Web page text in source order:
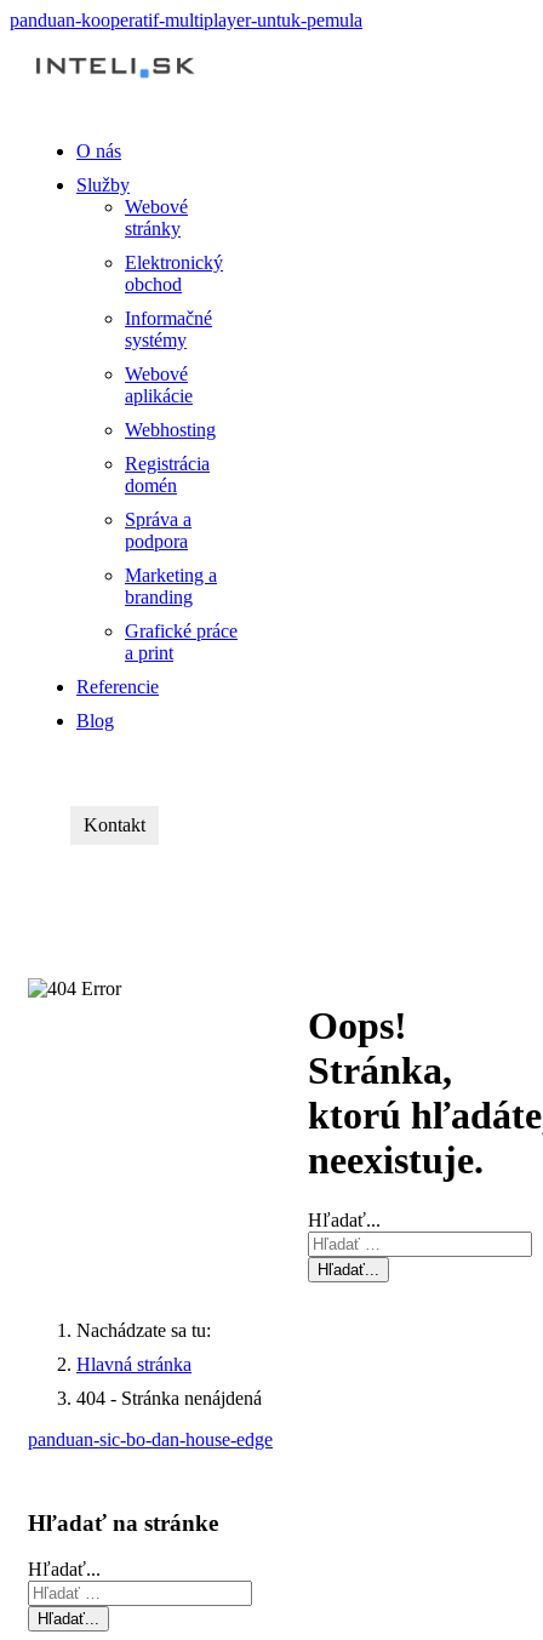
panduan-kooperatif-multiplayer-untuk-pemula
O nás
Služby
Webové
stránky
Elektronický
obchod
Informačné
systémy
Webové
aplikácie
Webhosting
Registrácia
domén
Správa a
podpora
Marketing a
branding
Grafické práce
a print
Referencie
Blog
Kontakt
Oops!
Stránka,
ktorú
neexistuje.
Hľadať...
Hľadať...
Nachádzate sa tu:
Hlavná stránka
404 - Stránka nenájdená
panduan-sic-bo-dan-house-edge
Hľadať na stránke
Hľadať...
Hľadať...